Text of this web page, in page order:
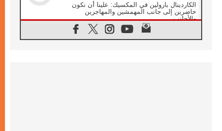
الكاردينال بارولين في المكسيك: علينا أن نكون
حاضرين إلى جانب المهمشين والمهاجرين
والأجانب
البابا لاوُن الرابع عشر للشباب في أسيزي: